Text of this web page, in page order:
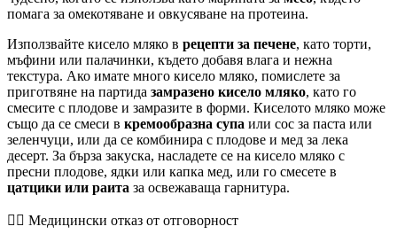
помага за омекотяване и овкусяване на протеина.
Използвайте кисело мляко в рецепти за печене, като торти,
мъфини или палачинки, където добавя влага и нежна
текстура. Ако имате много кисело мляко, помислете за
приготвяне на партида замразено кисело мляко, като го
смесите с плодове и замразите в форми. Киселото мляко може
също да се смеси в кремообразна супа или сос за паста или
зеленчуци, или да се комбинира с плодове и мед за лека
десерт. За бърза закуска, насладете се на кисело мляко с
пресни плодове, ядки или капка мед, или го смесете в
цатцики или раита за освежаваща гарнитура.
👨‍⚕️️ Медицински отказ от отговорност